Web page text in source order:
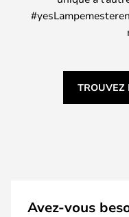
TROUVEZ
Avez-vous